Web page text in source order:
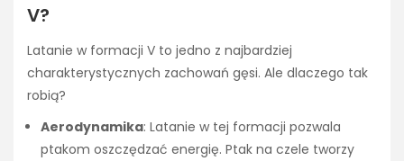
V?
Latanie w formacji V to jedno z najbardziej
charakterystycznych zachowań gęsi. Ale dlaczego tak
robią?
Aerodynamika: Latanie w tej formacji pozwala
ptakom oszczędzać energię. Ptak na czele tworzy